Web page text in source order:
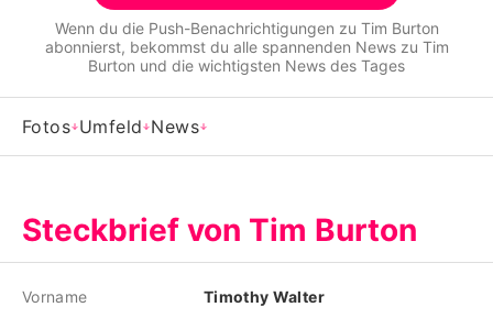
App runterladen
Team
Impressum
Nutzungsbedingungen
Utiq verwalten
Wenn du die Push-Benachrichtigungen zu Tim Burton
abonnierst, bekommst du alle spannenden News zu Tim
Burton und die wichtigsten News des Tages
Fotos Umfeld News
Steckbrief von Tim Burton
Vorname Timothy Walter